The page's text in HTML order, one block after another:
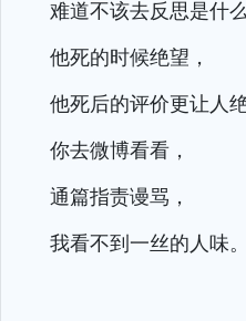
难道不该去反思是什
他死的时候绝望，
他死后的评价更让人
你去微博看看，
通篇指责谩骂，
我看不到一丝的人味。